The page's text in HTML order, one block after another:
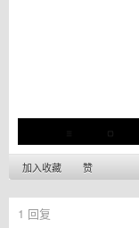
加入收藏 赞
1 回复